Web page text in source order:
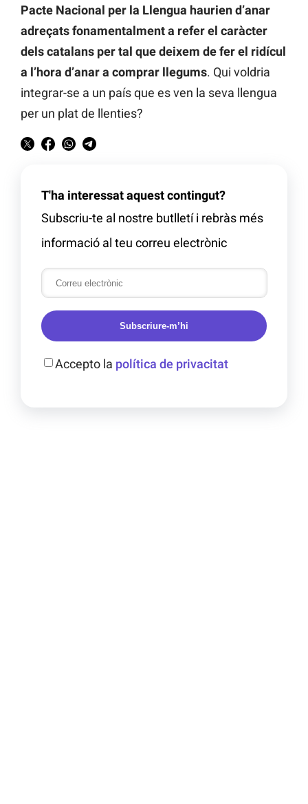
Pacte Nacional per la Llengua haurien d’anar
adreçats fonamentalment a refer el caràcter
dels catalans per tal que deixem de fer el ridícul
a l’hora d’anar a comprar llegums. Qui voldria
integrar-se a un país que es ven la seva llengua
per un plat de llenties?
T'ha interessat aquest contingut?
Subscriu-te al nostre butlletí i rebràs més
informació al teu correu electrònic
Subscriure-m’hi
Accepto la política de privacitat